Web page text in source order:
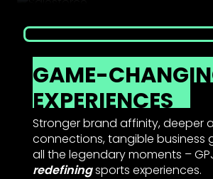
GAME-
EXPERIENCES
Stronger brand affinity, deeper
connections, tangible business
all the legendary moments –
redefiningsports experiences.